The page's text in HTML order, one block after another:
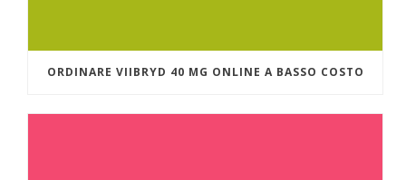
ORDINARE VIIBRYD 40 MG ONLINE A BASSO COSTO